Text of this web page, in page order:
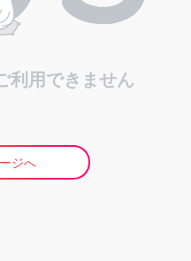
利用できません